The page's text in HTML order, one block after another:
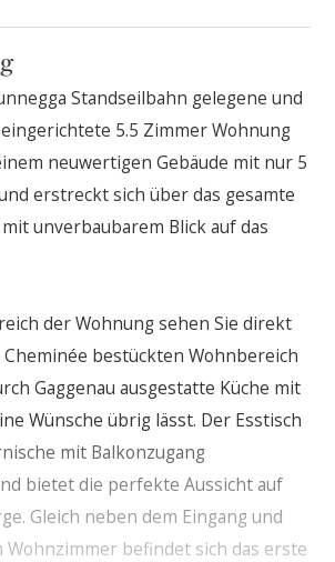
Standseilbahn gelegene und
5.5 Zimmer Wohnung
neuwertigen Gebäude mit nur 5
erstreckt sich über das gesamte
unverbaubarem Blick auf das
der Wohnung sehen Sie direkt
bestückten Wohnbereich
Gaggenau ausgestatte Küche mit
Wünsche übrig lässt. Der Esstisch
mit Balkonzugang
bietet die perfekte Aussicht auf
Gleich neben dem Eingang und
befindet sich das erste